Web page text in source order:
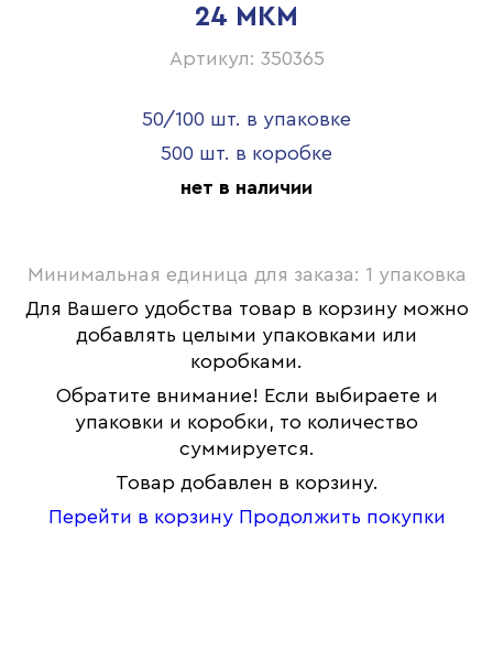
24 МКМ
Артикул: 350365
50/100 шт. в упаковке
500 шт. в коробке
нет в наличии
Минимальная единица для заказа: 1 упаковка
Для Вашего удобства товар в корзину можно
добавлять целыми упаковками или
коробками.
Обратите внимание! Если выбираете и
упаковки и коробки, то количество
суммируется.
Товар добавлен в корзину.
Перейти в корзину Продолжить покупки